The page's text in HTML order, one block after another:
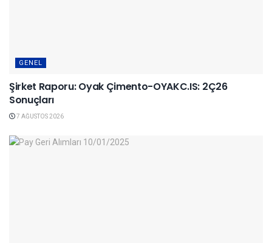
GENEL
Şirket Raporu: Oyak Çimento-OYAKC.IS: 2Ç26
Sonuçları
7 AĞUSTOS 2026